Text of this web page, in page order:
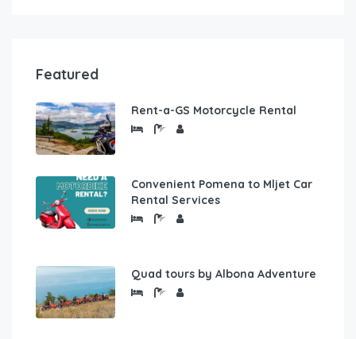
Featured
Rent-a-GS Motorcycle Rental
Convenient Pomena to Mljet Car
Rental Services
Quad tours by Albona Adventure